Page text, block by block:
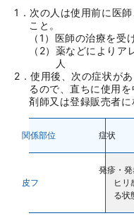
商品を
商品を買
1．次の人は使用前に医
こと。
（1）医師の治療を受
（2）薬などにより
人
2．使用後、次の症状が
るので、直ちに使用
剤師又は登録販売者に
関係部位 症状
皮フ
発疹・
ヒリ
る状